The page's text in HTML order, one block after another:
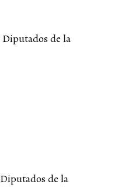
de la
de la